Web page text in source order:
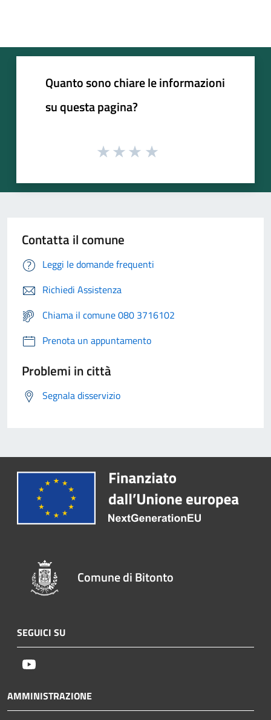
Quanto sono chiare le informazioni
su questa pagina?
Contatta il comune
Leggi le domande frequenti
Richiedi Assistenza
Chiama il comune 080 3716102
Prenota un appuntamento
Problemi in città
Segnala disservizio
Comune di Bitonto
SEGUICI SU
AMMINISTRAZIONE